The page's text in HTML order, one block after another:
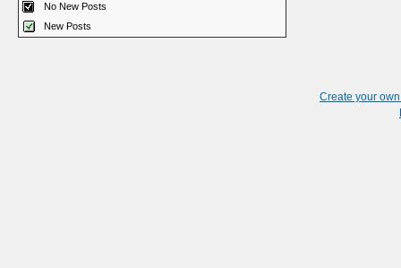
No New Posts
New Posts
Create your